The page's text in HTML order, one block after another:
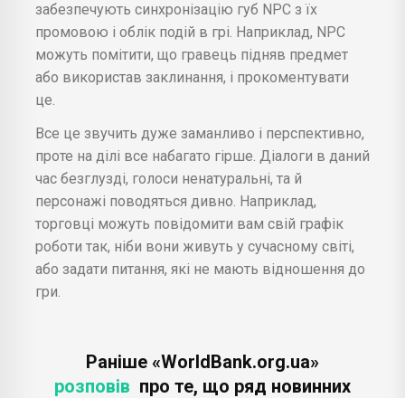
забезпечують синхронізацію губ NPC з їх
промовою і облік подій в грі. Наприклад, NPC
можуть помітити, що гравець підняв предмет
або використав заклинання, і прокоментувати
це.
Все це звучить дуже заманливо і перспективно,
проте на ділі все набагато гірше. Діалоги в даний
час безглузді, голоси ненатуральні, та й
персонажі поводяться дивно. Наприклад,
торговці можуть повідомити вам свій графік
роботи так, ніби вони живуть у сучасному світі,
або задати питання, які не мають відношення до
гри.
Раніше «WorldBank.org.ua»
розповів про те, що ряд новинних